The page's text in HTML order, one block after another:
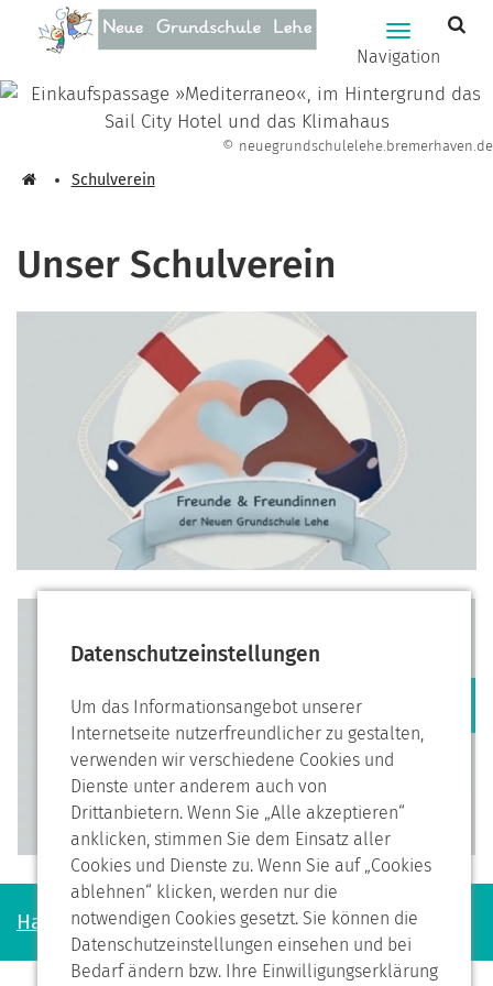
Datenschutzeinstellungen
Um das Informationsangebot unserer
Internetseite nutzerfreundlicher zu gestalten,
verwenden wir verschiedene Cookies und
Dienste unter anderem auch von
Drittanbietern. Wenn Sie „Alle akzeptieren“
anklicken, stimmen Sie dem Einsatz aller
Cookies und Dienste zu. Wenn Sie auf „Cookies
ablehnen“ klicken, werden nur die
notwendigen Cookies gesetzt. Sie können die
Datenschutzeinstellungen einsehen und bei
Bedarf ändern bzw. Ihre Einwilligungserklärung
Zum Hauptinhalt springen
Navigation
© neuegrundschulelehe.bremerhaven.de
Schulverein
Unser Schulverein
Vorheriges Nächstes
Haben Sie noch Fragen?